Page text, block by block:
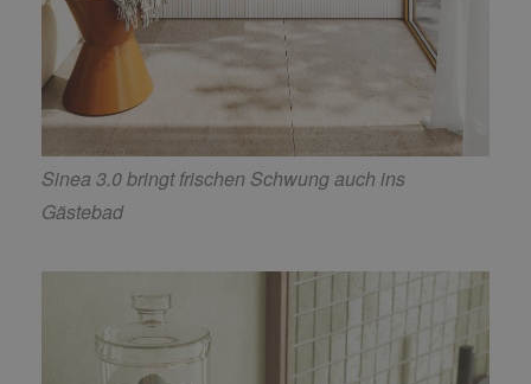
Sinea 3.0 bringt frischen Schwung auch ins
Gästebad